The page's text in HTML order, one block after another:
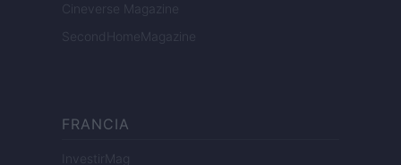
Cineverse Magazine
SecondHomeMagazine
FRANCIA
InvestirMag